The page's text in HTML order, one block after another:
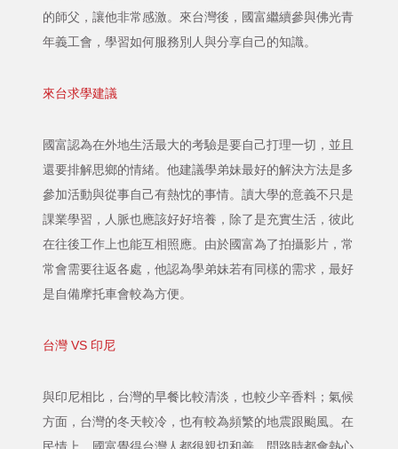
的師父，讓他非常感激。來台灣後，國富繼續參與佛光青
年義工會，學習如何服務別人與分享自己的知識。
來台求學建議
國富認為在外地生活最大的考驗是要自己打理一切，並且
還要排解思鄉的情緒。他建議學弟妹最好的解決方法是多
參加活動與從事自己有熱忱的事情。讀大學的意義不只是
課業學習，人脈也應該好好培養，除了是充實生活，彼此
在往後工作上也能互相照應。由於國富為了拍攝影片，常
常會需要往返各處，他認為學弟妹若有同樣的需求，最好
是自備摩托車會較為方便。
台灣 VS 印尼
與印尼相比，台灣的早餐比較清淡，也較少辛香料；氣候
方面，台灣的冬天較冷，也有較為頻繁的地震跟颱風。在